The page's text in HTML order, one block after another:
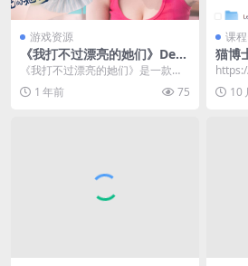
游戏资源
《我打不过漂亮的她们》Dem
o 抢先版 真人美女互动影游
《我打不过漂亮的她们》是一款全
动态真人互动影视作品，以昔日拳
王的视角带你探寻男主...
1 年前 75
课
猫博
1-6
能力
b06
10